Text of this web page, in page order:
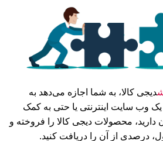
دیجی کالا، به شما اجازه می‌دهد به
یک وب سایت اینترنتی یا حتی به کمک
دارید، محصولات دیجی کالا را فروخته و
درصدی از آن را دریافت کنید.